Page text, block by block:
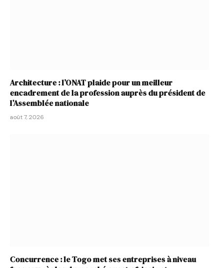
Architecture : l’ONAT plaide pour un meilleur
encadrement de la profession auprès du président de
l’Assemblée nationale
août 7, 2026
Concurrence : le Togo met ses entreprises à niveau